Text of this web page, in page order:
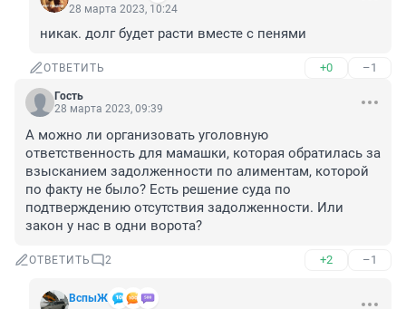
28 марта 2023, 10:24
никак. долг будет расти вместе с пенями
ОТВЕТИТЬ +0 –1
Гость
28 марта 2023, 09:39
А можно ли организовать уголовную
ответственность для мамашки, которая обратилась за
взысканием задолженности по алиментам, которой
по факту не было? Есть решение суда по
подтверждению отсутствия задолженности. Или
закон у нас в одни ворота?
ОТВЕТИТЬ 2 +2 –1
ВспыЖ